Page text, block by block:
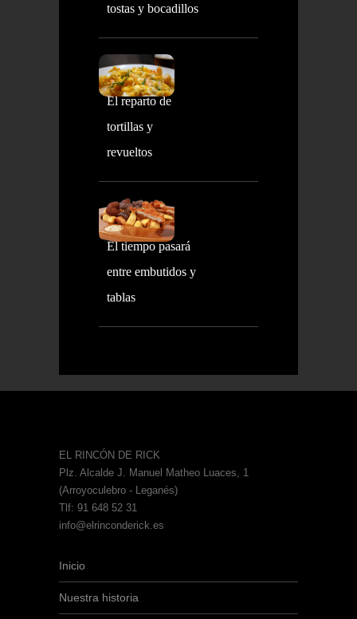
tostas y bocadillos
El reparto de
tortillas y
revueltos
El tiempo pasará
entre embutidos y
tablas
EL RINCÓN DE RICK
Plz. Alcalde J. Manuel Matheo Luaces, 1
(Arroyoculebro - Leganés)
Tlf: 91 648 52 31
info@elrinconderick.es
Inicio
Nuestra historia